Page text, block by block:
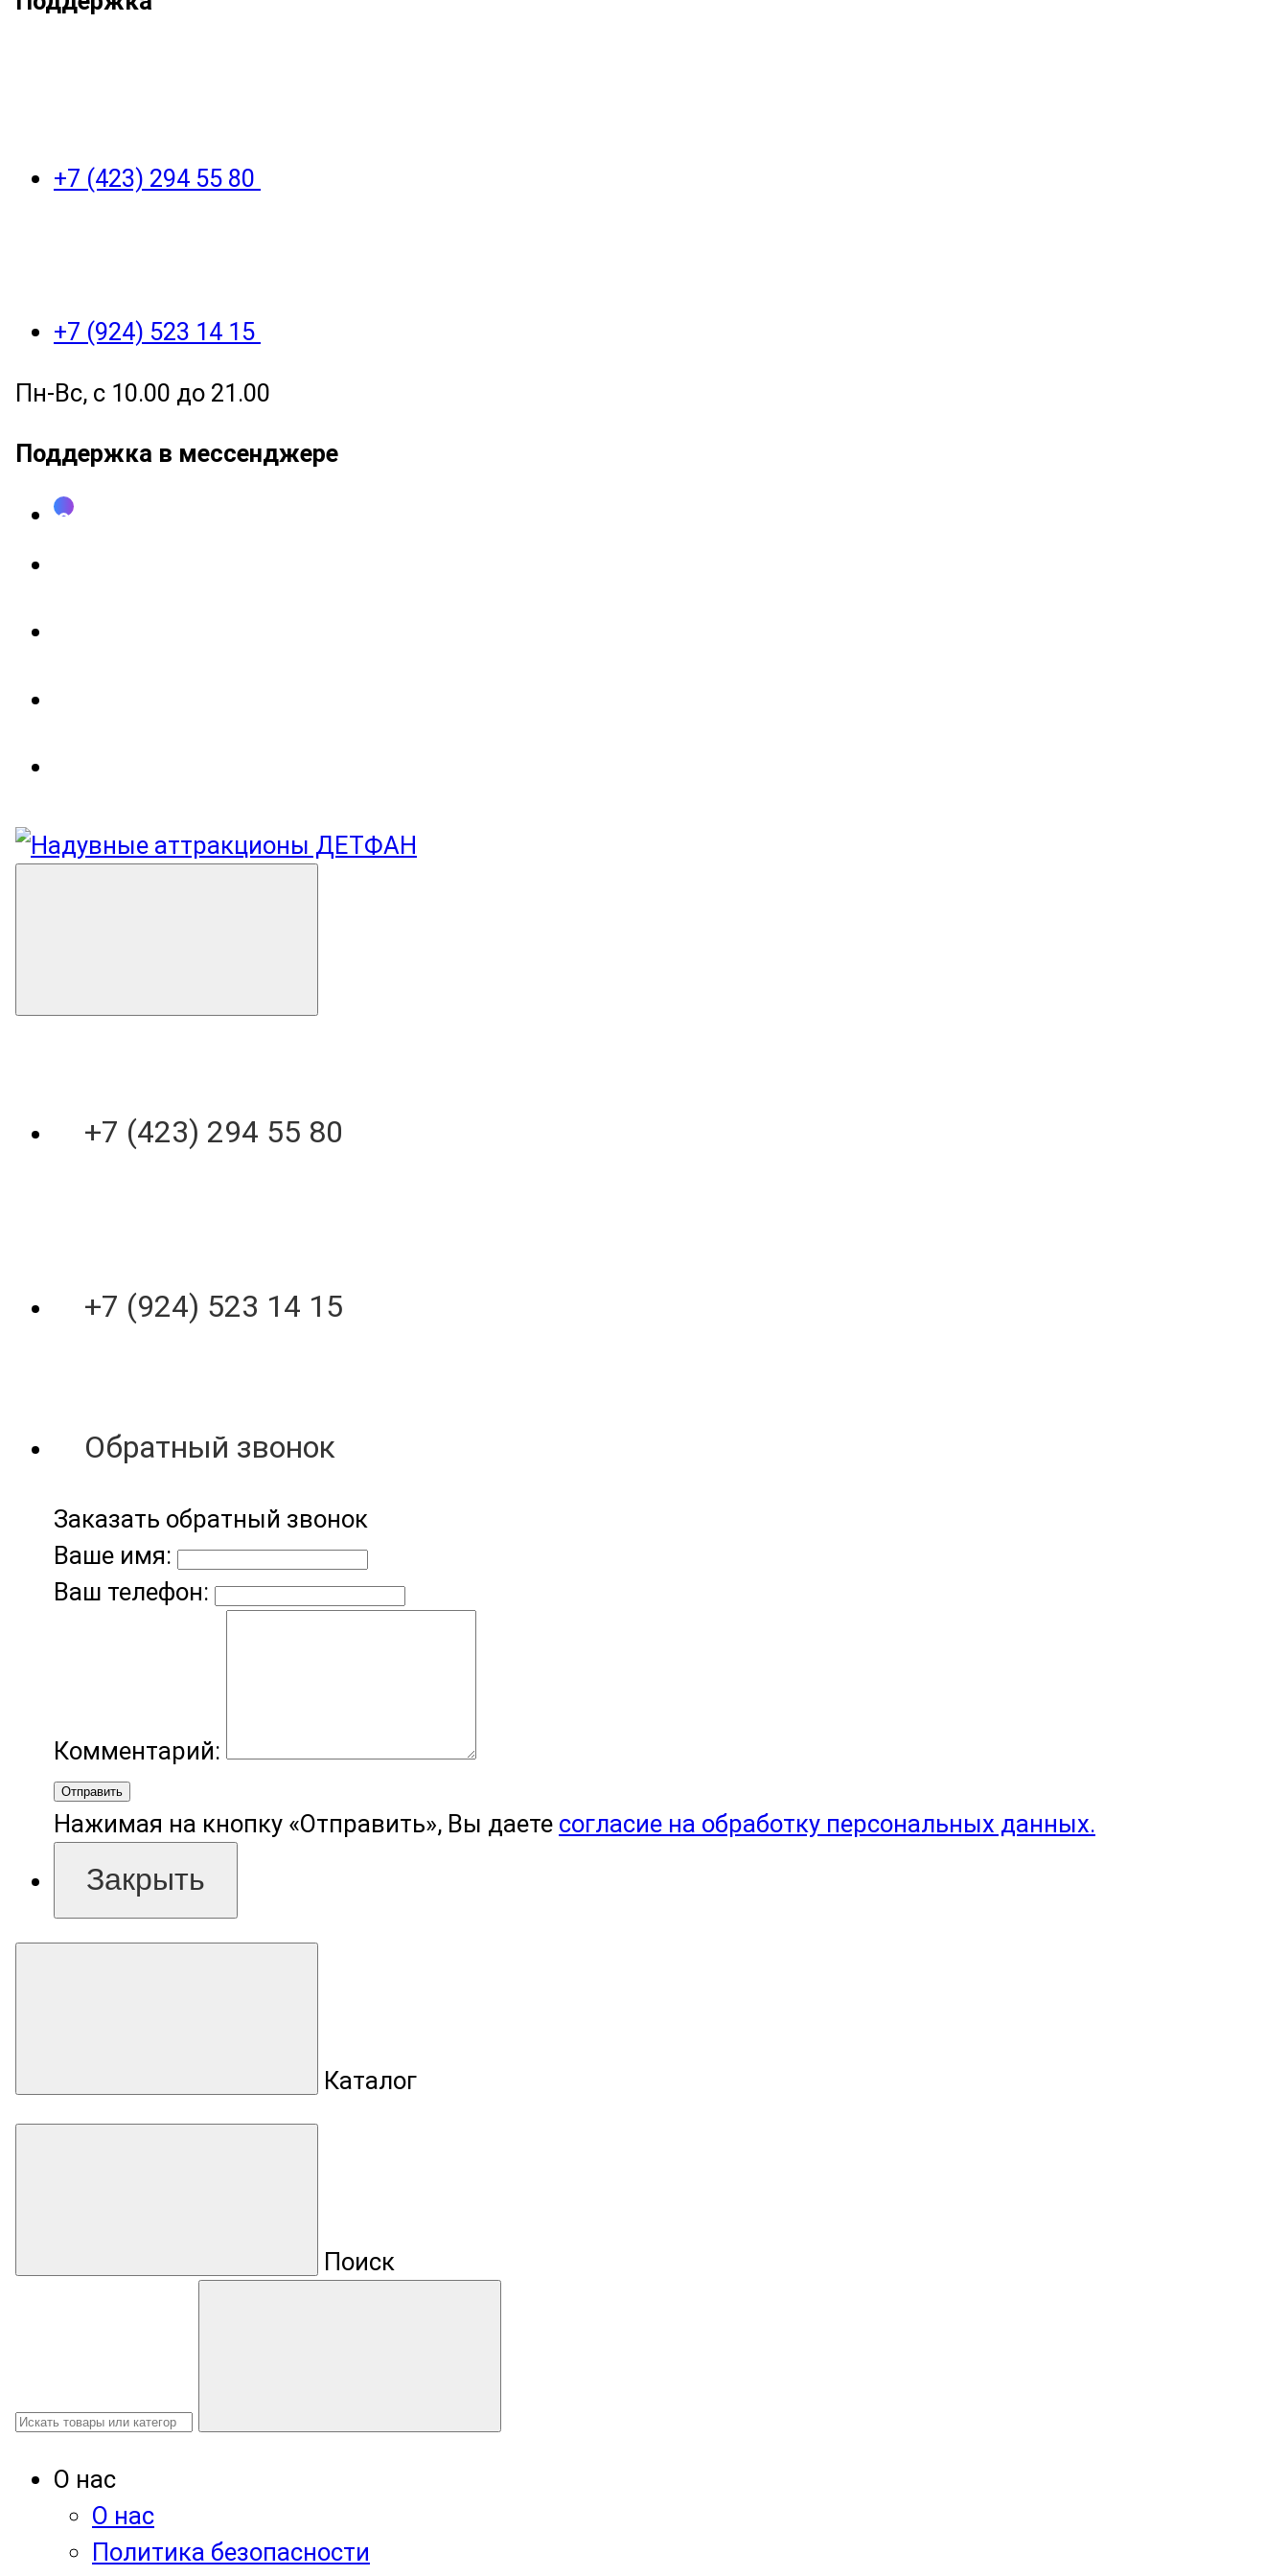
+7 (423) 294 55 80
+7 (924) 523 14 15
Пн-Вс, с 10.00 до 21.00
Поддержка в мессенджере
+7 (423) 294 55 80
+7 (924) 523 14 15
Обратный звонок
Заказать обратный звонок
Ваше имя:
Ваш телефон:
Комментарий:
Отправить
Нажимая на кнопку «Отправить», Вы даете согласие на обработку персональных данных.
Закрыть
Каталог
Поиск
О нас
О нас
Политика безопасности